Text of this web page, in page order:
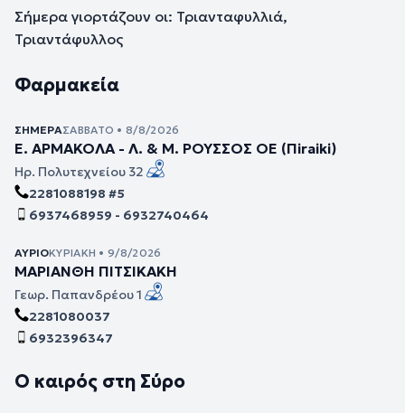
Σήμερα γιορτάζουν οι: Τριανταφυλλιά,
Τριαντάφυλλος
Φαρμακεία
ΣΉΜΕΡΑΣΆΒΒΑΤΟ • 8/8/2026
Ε. ΑΡΜΑΚΟΛΑ - Λ. & Μ. ΡΟΥΣΣΟΣ ΟΕ (Πiraiki)
Ηρ. Πολυτεχνείου 32
2281088198 #5
6937468959 - 6932740464
ΑΎΡΙΟΚΥΡΙΑΚΉ • 9/8/2026
ΜΑΡΙΑΝΘΗ ΠΙΤΣΙΚΑΚΗ
Γεωρ. Παπανδρέου 1
2281080037
6932396347
Ο καιρός στη Σύρο